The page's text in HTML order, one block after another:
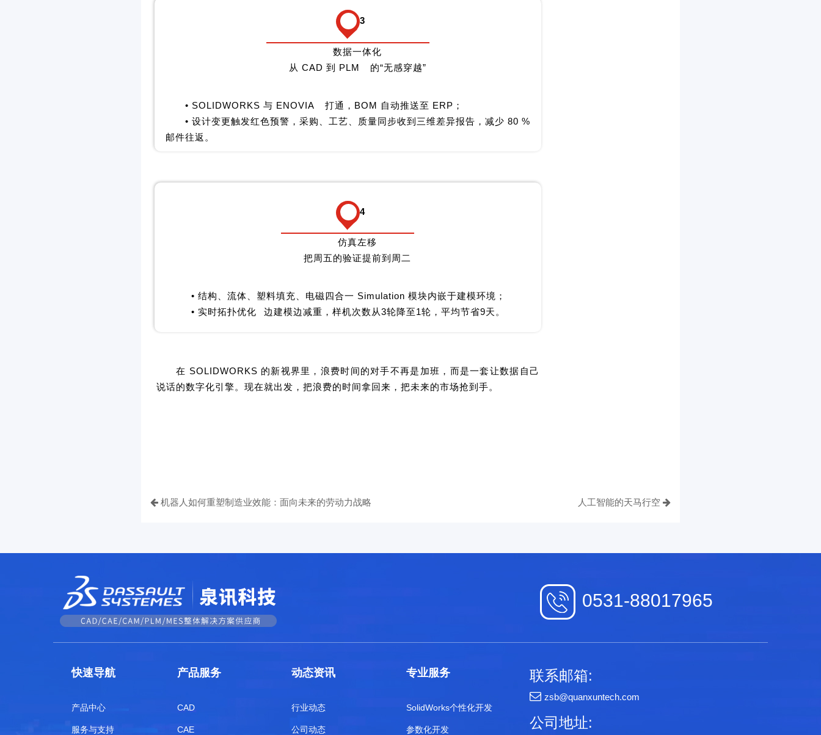
3
数据一体化
从 CAD 到 PLM 的“无感穿越”
• SOLIDWORKS 与 ENOVIA
打通，BOM 自动推送至 ERP；
• 设计变更触发红色预警，采购、工艺、质量同步收到三维差异报告，减少 80 %
邮件往返。
4
仿真左移
把周五的验证提前到周二
• 结构、流体、塑料填充、电磁四合一 Simulation 模块内嵌于建模环境；
• 实时拓扑优化 边建模边减重，样机次数从3轮降至1轮，平均节省9天。
在 SOLIDWORKS 的新视界里，浪费时间的对手不再是加班，而是一套让数据自己
说话的数字化引擎。现在就出发，把浪费的时间拿回来，把未来的市场抢到手。
机器人如何重塑制造业效能：面向未来的劳动力战略 人工智能的天马行空
0531-88017965
快速导航
产品中心
服务与支持
产品服务
CAD
CAE
动态资讯
行业动态
公司动态
专业服务
SolidWorks个性化开发
参数化开发
联系邮箱:
zsb@quanxuntech.com
公司地址: